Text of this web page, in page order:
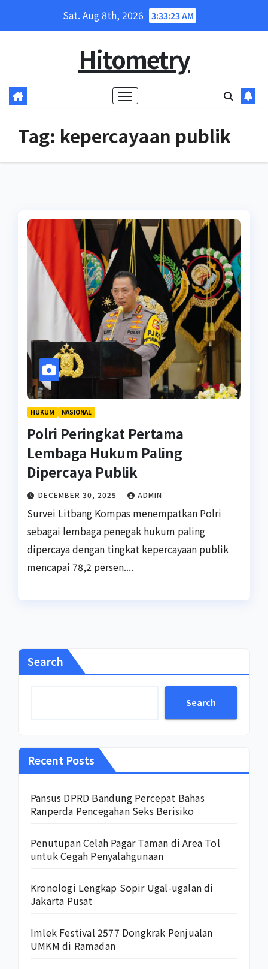
Sat. Aug 8th, 2026 3:33:23 AM
Hitometry
Tag: kepercayaan publik
HUKUM NASIONAL
Polri Peringkat Pertama
Lembaga Hukum Paling
Dipercaya Publik
DECEMBER 30, 2025 ADMIN
Survei Litbang Kompas menempatkan Polri
sebagai lembaga penegak hukum paling
dipercaya dengan tingkat kepercayaan publik
mencapai 78,2 persen....
Search
Search
Recent Posts
Pansus DPRD Bandung Percepat Bahas
Ranperda Pencegahan Seks Berisiko
Penutupan Celah Pagar Taman di Area Tol
untuk Cegah Penyalahgunaan
Kronologi Lengkap Sopir Ugal-ugalan di
Jakarta Pusat
Imlek Festival 2577 Dongkrak Penjualan
UMKM di Ramadan